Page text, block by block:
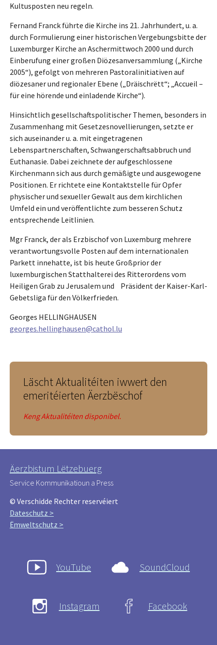
Kultusposten neu regeln.
Fernand Franck führte die Kirche ins 21. Jahrhundert, u. a.
durch Formulierung einer historischen Vergebungsbitte der
Luxemburger Kirche an Aschermittwoch 2000 und durch
Einberufung einer großen Diözesanversammlung („Kirche
2005“), gefolgt von mehreren Pastoralinitiativen auf
diözesaner und regionaler Ebene („Dräischrëtt“; „Accueil –
für eine hörende und einladende Kirche“).
Hinsichtlich gesellschaftspolitischer Themen, besonders in
Zusammenhang mit Gesetzesnovellierungen, setzte er
sich auseinander u. a. mit eingetragenen
Lebenspartnerschaften, Schwangerschaftsabbruch und
Euthanasie. Dabei zeichnete der aufgeschlossene
Kirchenmann sich aus durch gemäßigte und ausgewogene
Positionen. Er richtete eine Kontaktstelle für Opfer
physischer und sexueller Gewalt aus dem kirchlichen
Umfeld ein und veröffentlichte zum besseren Schutz
entsprechende Leitlinien.
Mgr Franck, der als Erzbischof von Luxemburg mehrere
verantwortungsvolle Posten auf dem internationalen
Parkett innehatte, ist bis heute Großprior der
luxemburgischen Statthalterei des Ritterordens vom
Heiligen Grab zu Jerusalem und Präsident der Kaiser-Karl-
Gebetsliga für den Völkerfrieden.
Georges HELLINGHAUSEN
georges.hellinghausen@cathol.lu
Läscht Aktualitéiten iwwert den
emeritéierten Äerzbëschof
Keng Aktualitéiten disponibel.
Äerzbistum Lëtzebuerg
Service Kommunikatioun a Press
© Verschidde Rechter reservéiert
Dateschutz >
Ëmweltschutz >
YouTube SoundCloud
Instagram Facebook